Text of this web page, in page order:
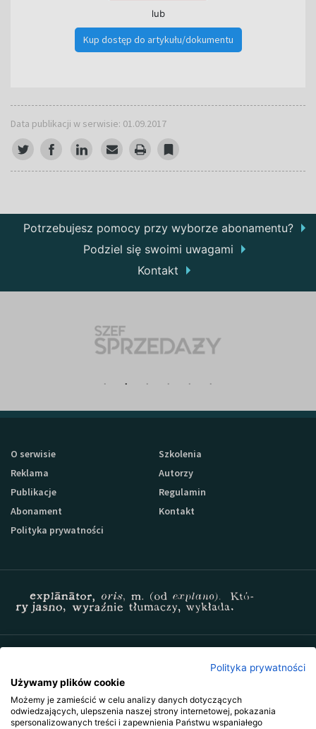
lub
Kup dostęp do artykułu/dokumentu
Data publikacji w serwisie: 01.09.2017
Potrzebujesz pomocy przy wyborze abonamentu?
Podziel się swoimi uwagami
Kontakt
O serwisie
Szkolenia
Reklama
Autorzy
Publikacje
Regulamin
Abonament
Kontakt
Polityka prywatności
Polityka prywatności
Używamy plików cookie
Możemy je zamieścić w celu analizy danych dotyczących
odwiedzających, ulepszenia naszej strony internetowej, pokazania
spersonalizowanych treści i zapewnienia Państwu wspaniałego